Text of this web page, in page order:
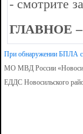
- смотрите
ГЛАВНОЕ –
При обнаружении БПЛА
МО МВД России
ЕДДС Новосильского